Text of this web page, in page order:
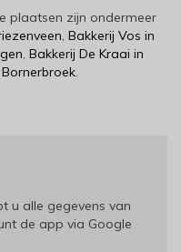
plaatsen zijn ondermeer
, Bakkerij Vos in
, Bakkerij De Kraai in
.
u alle gegevens van
de app via Google